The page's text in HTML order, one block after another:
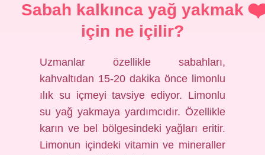
Sabah kalkınca yağ yakmak
için ne içilir?
Uzmanlar özellikle sabahları,
kahvaltıdan 15-20 dakika önce limonlu
ılık su içmeyi tavsiye ediyor. Limonlu
su yağ yakmaya yardımcıdır. Özellikle
karın ve bel bölgesindeki yağları eritir.
Limonun içindeki vitamin ve mineraller